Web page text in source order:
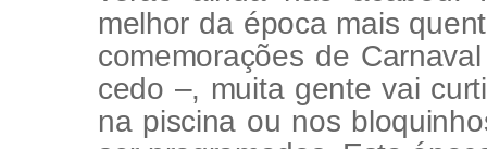
melhor da época mais
comemorações de
cedo –, muita gente vai
na piscina ou nos